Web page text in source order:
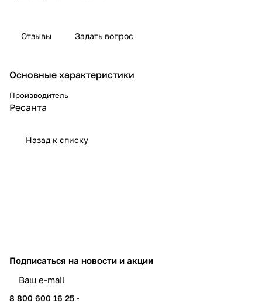
Отзывы Задать вопрос
Основные характеристики
Производитель
Ресанта
Назад к списку
Подписаться на новости и акции
8 800 600 16 25